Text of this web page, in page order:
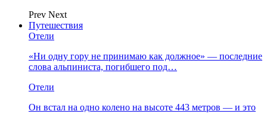
Prev Next
Путешествия
Отели
«Ни одну гору не принимаю как должное» — последние
слова альпиниста, погибшего под…
Отели
Он встал на одно колено на высоте 443 метров — и это